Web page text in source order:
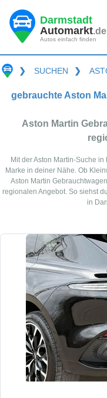
Darmstadt
Automarkt.de
Autos einfach finden
❯ SUCHEN ❯
gebrauchte Aston
Aston Martin
Mit der Aston Martin-Suche
Marke in deiner Nähe. Ob
Aston Martin
regionalen Angebot. So siehst
in